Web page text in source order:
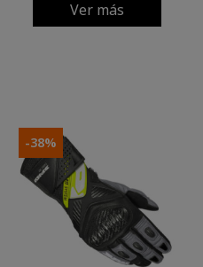
Ver más
-38%